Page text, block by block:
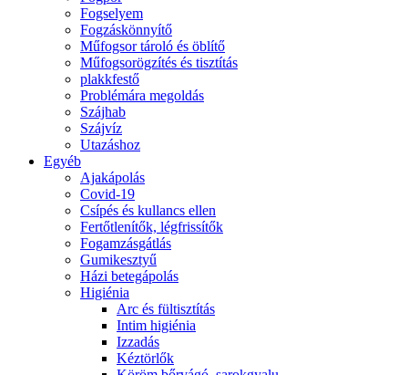
Fogselyem
Fogzáskönnyítő
Műfogsor tároló és öblítő
Műfogsorögzítés és tisztítás
plakkfestő
Problémára megoldás
Szájhab
Szájvíz
Utazáshoz
Egyéb
Ajakápolás
Covid-19
Csípés és kullancs ellen
Fertőtlenítők, légfrissítők
Fogamzásgátlás
Gumikesztyű
Házi betegápolás
Higiénia
Arc és fültisztítás
Intim higiénia
Izzadás
Kéztörlők